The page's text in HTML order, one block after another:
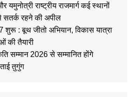
राष्ट्रीय राजमार्ग कई स्थानों
सतर्क रहने की अपील
शुरू : बूथ जीतो अभियान, विकास यात्रा
की तैयारी
सम्मान 2026 से सम्मानित होंगे
तुगुंग